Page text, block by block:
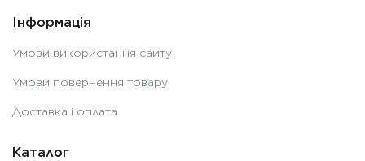
Інформація
Умови використання сайту
Умови повернення товару
Доставка і оплата
Каталог